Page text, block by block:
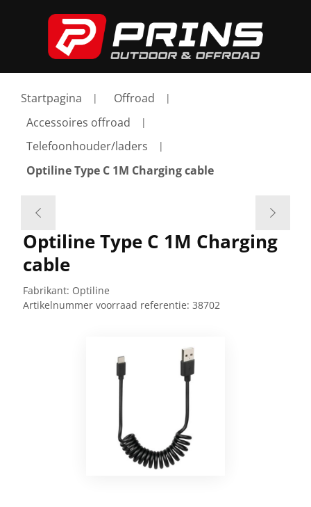
Startpagina
Offroad
Accessoires offroad
Telefoonhouder/laders
Optiline Type C 1M Charging cable
Optiline Type C 1M Charging
cable
Fabrikant: Optiline
Artikelnummer voorraad referentie: 38702